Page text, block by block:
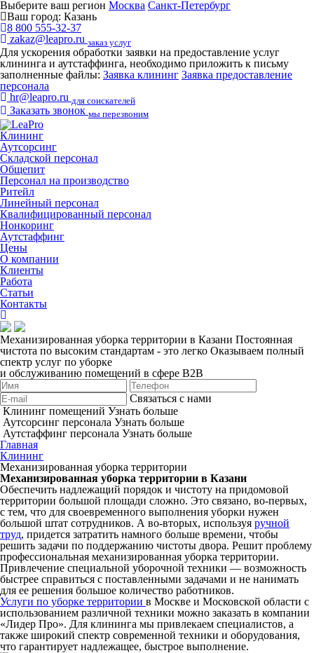
Выберите ваш регион Москва Санкт-Петербург
Ваш город: Казань
8 800 555-32-37
zakaz@leapro.ru заказ услуг
Для ускорения обработки заявки на предоставление услуг
клининга и аутстаффинга, необходимо приложить к письму
заполненные файлы: Заявка клининг Заявка предоставление
персонала
hr@leapro.ru для соискателей
Заказать звонок мы перезвоним
Клининг
Аутсорсинг
Складской персонал
Общепит
Персонал на производство
Ритейл
Линейный персонал
Квалифицированный персонал
Нонкоринг
Аутстаффинг
Цены
О компании
Клиенты
Работа
Статьи
Контакты
Механизированная уборка территории в Казани Постоянная
чистота по высоким стандартам - это легко Оказываем полный
спектр услуг по уборке
и обслуживанию помещений в сфере B2B
Связаться с нами
Клининг помещений Узнать больше
Аутсорсинг персонала Узнать больше
Аутстаффинг персонала Узнать больше
Главная
Клининг
Механизированная уборка территории
Механизированная уборка территории в Казани
Обеспечить надлежащий порядок и чистоту на придомовой
территории большой площади сложно. Это связано, во-первых,
с тем, что для своевременного выполнения уборки нужен
большой штат сотрудников. А во-вторых, используя ручной
труд, придется затратить намного больше времени, чтобы
решить задачи по поддержанию чистоты двора. Решит проблему
профессиональная механизированная уборка территории.
Привлечение специальной уборочной техники — возможность
быстрее справиться с поставленными задачами и не нанимать
для ее решения большое количество работников.
Услуги по уборке территории в Москве и Московской области с
использованием различной техники можно заказать в компании
«Лидер Про». Для клининга мы привлекаем специалистов, а
также широкий спектр современной техники и оборудования,
что гарантирует надлежащее, быстрое выполнение.